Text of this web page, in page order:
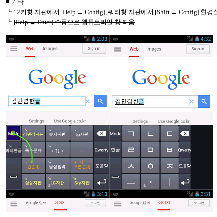
■ 기타
┗ 12키형 자판에서 [Help → Config], 쿼티형 자판에서 [Shift → Config] 환경
┗ [Help → Enter] 수동으로 웹튜토리얼 창 띄움